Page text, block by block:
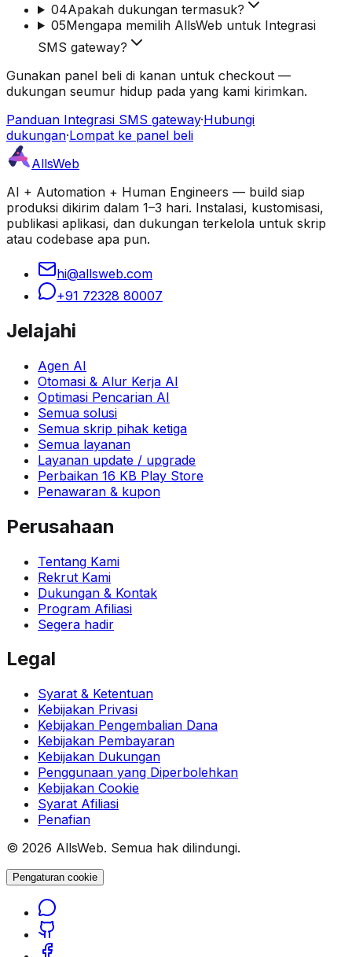
04Apakah dukungan termasuk?
05Mengapa memilih AllsWeb untuk Integrasi
SMS gateway?
Gunakan panel beli di kanan untuk checkout —
dukungan seumur hidup pada yang kami kirimkan.
Panduan Integrasi SMS gateway·Hubungi
dukungan·Lompat ke panel beli
AllsWeb
AI + Automation + Human Engineers — build siap
produksi dikirim dalam 1–3 hari. Instalasi, kustomisasi,
publikasi aplikasi, dan dukungan terkelola untuk skrip
atau codebase apa pun.
hi@allsweb.com
+91 72328 80007
Jelajahi
Agen AI
Otomasi & Alur Kerja AI
Optimasi Pencarian AI
Semua solusi
Semua skrip pihak ketiga
Semua layanan
Layanan update / upgrade
Perbaikan 16 KB Play Store
Penawaran & kupon
Perusahaan
Tentang Kami
Rekrut Kami
Dukungan & Kontak
Program Afiliasi
Segera hadir
Legal
Syarat & Ketentuan
Kebijakan Privasi
Kebijakan Pengembalian Dana
Kebijakan Pembayaran
Kebijakan Dukungan
Penggunaan yang Diperbolehkan
Kebijakan Cookie
Syarat Afiliasi
Penafian
© 2026 AllsWeb. Semua hak dilindungi.
Pengaturan cookie